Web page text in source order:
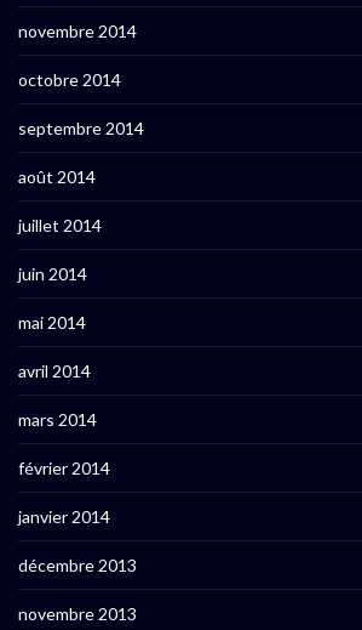
novembre 2014
octobre 2014
septembre 2014
août 2014
juillet 2014
juin 2014
mai 2014
avril 2014
mars 2014
février 2014
janvier 2014
décembre 2013
novembre 2013